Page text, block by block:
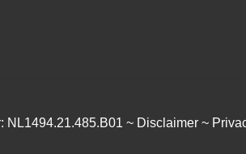
NL1494.21.485.B01 ~ Disclaimer ~